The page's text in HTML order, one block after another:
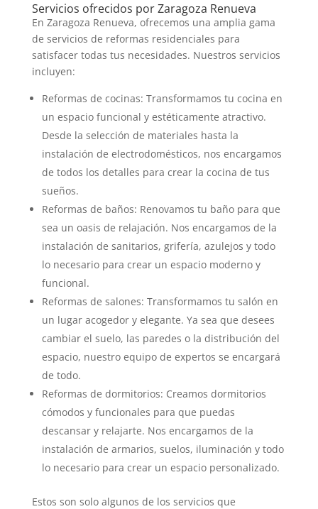
Servicios ofrecidos por Zaragoza Renueva
En Zaragoza Renueva, ofrecemos una amplia gama
de servicios de reformas residenciales para
satisfacer todas tus necesidades. Nuestros servicios
incluyen:
Reformas de cocinas: Transformamos tu cocina en
un espacio funcional y estéticamente atractivo.
Desde la selección de materiales hasta la
instalación de electrodomésticos, nos encargamos
de todos los detalles para crear la cocina de tus
sueños.
Reformas de baños: Renovamos tu baño para que
sea un oasis de relajación. Nos encargamos de la
instalación de sanitarios, grifería, azulejos y todo
lo necesario para crear un espacio moderno y
funcional.
Reformas de salones: Transformamos tu salón en
un lugar acogedor y elegante. Ya sea que desees
cambiar el suelo, las paredes o la distribución del
espacio, nuestro equipo de expertos se encargará
de todo.
Reformas de dormitorios: Creamos dormitorios
cómodos y funcionales para que puedas
descansar y relajarte. Nos encargamos de la
instalación de armarios, suelos, iluminación y todo
lo necesario para crear un espacio personalizado.
Estos son solo algunos de los servicios que